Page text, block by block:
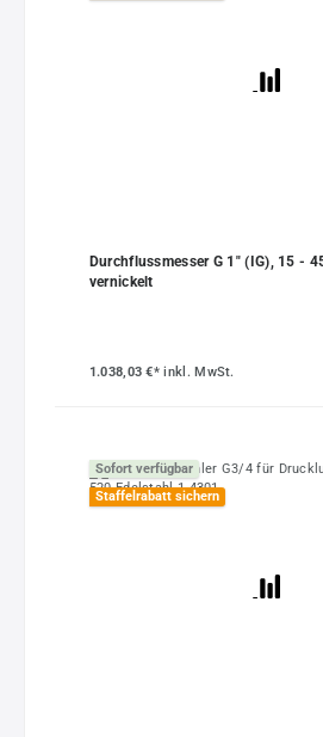
Durchflussmesser G 1" (IG), 15 -
vernickelt
1.038,03 €*inkl. MwSt.
Sofort verfügbar
Staffelrabatt sichern